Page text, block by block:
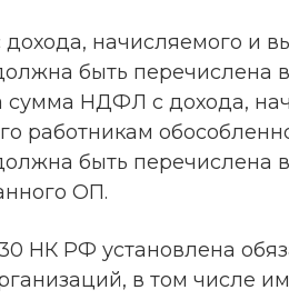
начисляемого и
быть перечислена
сумма НДФЛ с дохода,
работникам
быть перечислена
ОП.
НК РФ установлена
в том числе